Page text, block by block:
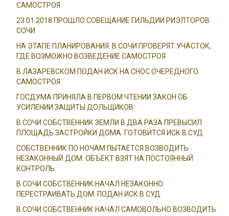
САМОСТРОЯ
23.01.2018 ПРОШЛО СОВЕЩАНИЕ ГИЛЬДИИ РИЭЛТОРОВ
СОЧИ
НА ЭТАПЕ ПЛАНИРОВАНИЯ. В СОЧИ ПРОВЕРЯТ УЧАСТОК,
ГДЕ ВОЗМОЖНО ВОЗВЕДЕНИЕ САМОСТРОЯ
В ЛАЗАРЕВСКОМ ПОДАН ИСК НА СНОС ОЧЕРЕДНОГО
САМОСТРОЯ
ГОСДУМА ПРИНЯЛА В ПЕРВОМ ЧТЕНИИ ЗАКОН ОБ
УСИЛЕНИИ ЗАЩИТЫ ДОЛЬЩИКОВ
В СОЧИ СОБСТВЕННИК ЗЕМЛИ В ДВА РАЗА ПРЕВЫСИЛ
ПЛОЩАДЬ ЗАСТРОЙКИ ДОМА. ГОТОВИТСЯ ИСК В СУД
СОБСТВЕННИК ПО НОЧАМ ПЫТАЕТСЯ ВОЗВОДИТЬ
НЕЗАКОННЫЙ ДОМ. ОБЪЕКТ ВЗЯТ НА ПОСТОЯННЫЙ
КОНТРОЛЬ
В СОЧИ СОБСТВЕННИК НАЧАЛ НЕЗАКОННО
ПЕРЕСТРАИВАТЬ ДОМ. ПОДАН ИСК В СУД
В СОЧИ СОБСТВЕННИК НАЧАЛ САМОВОЛЬНО ВОЗВОДИТЬ